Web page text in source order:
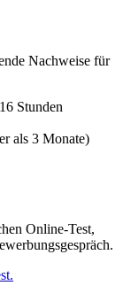
Nachweise für
Stunden
als 3 Monate)
Online-Test,